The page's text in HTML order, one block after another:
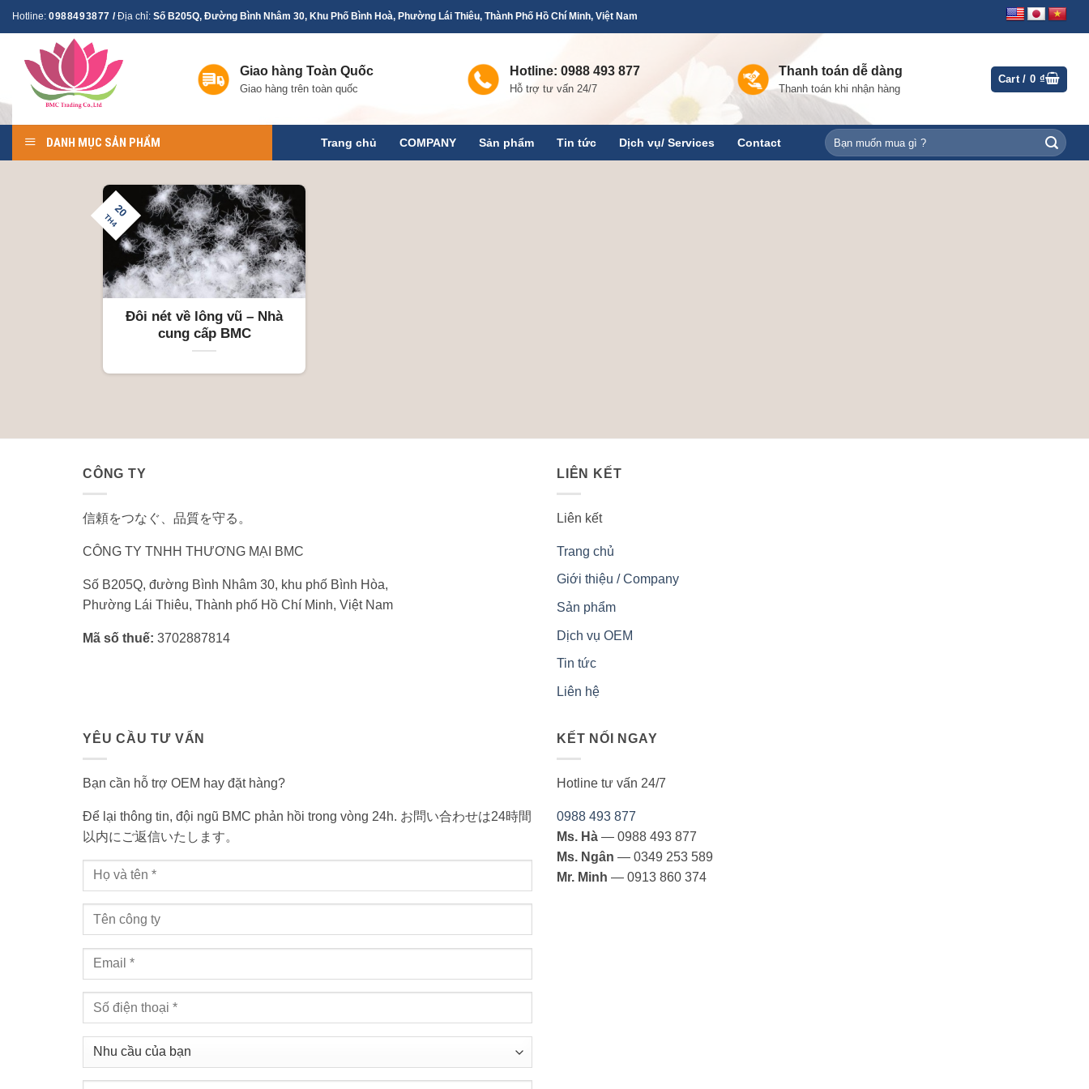
Skip
content
Hotline: 0988493877 /Địa chỉ: Số B205Q, Đường Bình Nhâm 30, Khu Phố Bình Hoà, Phường Lái Thiêu, Thành Phố Hồ Chí Minh, Việt Nam
Giao hàng Toàn Quốc
Giao hàng trên toàn quốc
Hotline: 0988 493 877
Hỗ trợ tư vấn 24/7
Thanh toán dễ dàng
Thanh toán khi nhận hàng
Cart /0₫
DANH MỤC SẢN PHẨM Trang chủ COMPANY Sản phẩm Tin tức Dịch vụ/ Services Contact
Search
for:
Đôi nét về lông vũ – Nhà
cung cấp BMC
20
TH4
CÔNG TY
信頼をつなぐ、品質を守る。
CÔNG TY TNHH THƯƠNG MẠI BMC
Số B205Q, đường Bình Nhâm 30, khu phố Bình Hòa,
Phường Lái Thiêu, Thành phố Hồ Chí Minh, Việt Nam
Mã số thuế: 3702887814
LIÊN KẾT
Liên kết
Trang chủ
Giới thiệu / Company
Sản phẩm
Dịch vụ OEM
Tin tức
Liên hệ
YÊU CẦU TƯ VẤN
Bạn cần hỗ trợ OEM hay đặt hàng?
Để lại thông tin, đội ngũ BMC phản hồi trong vòng 24h. お問い合わせは24時間
以内にご返信いたします。
KẾT NỐI NGAY
Hotline tư vấn 24/7
0988 493 877
Ms. Hà — 0988 493 877
Ms. Ngân — 0349 253 589
Mr. Minh — 0913 860 374